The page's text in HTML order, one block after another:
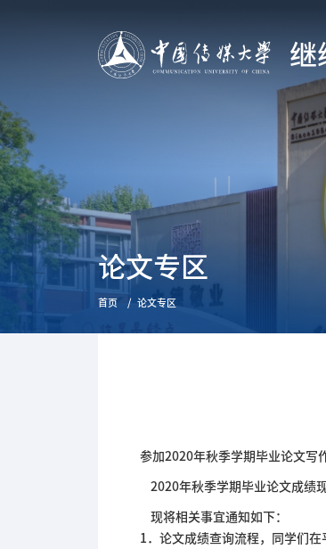
继
论文专区
首页 论文专区
参加2020年秋季学期毕业论文写
2020年秋季学期毕业论文成绩
现将相关事宜通知如下：
1．论文成绩查询流程，同学们